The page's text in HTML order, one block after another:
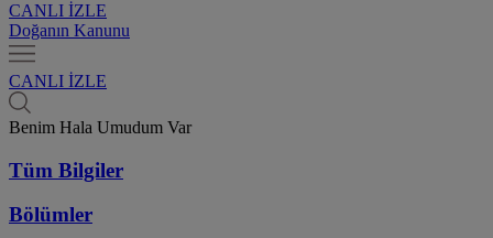
CANLI İZLE
Doğanın Kanunu
CANLI İZLE
Benim Hala Umudum Var
Tüm Bilgiler
Bölümler